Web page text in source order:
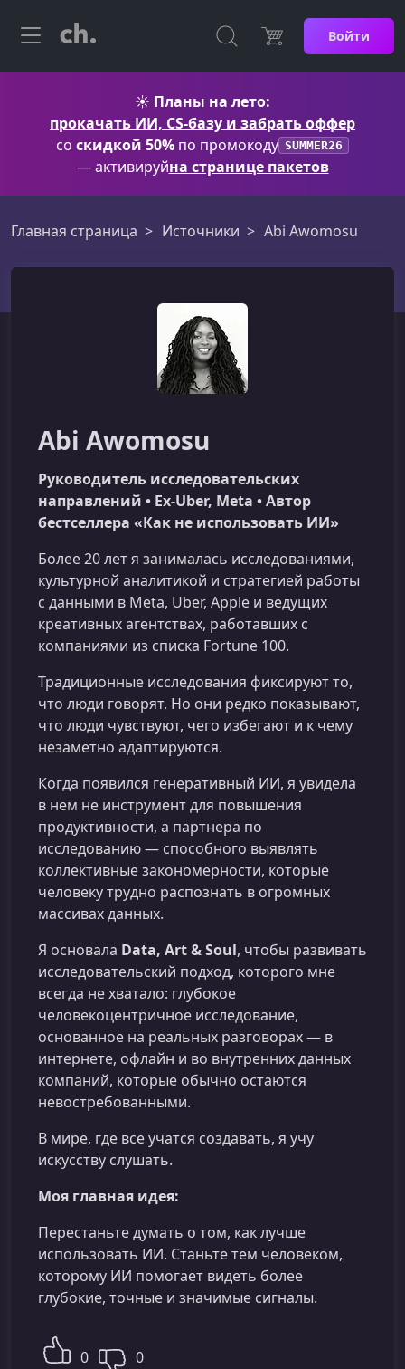
Войти
☀️ Планы на лето:
прокачать ИИ, CS-базу и забрать оффер
со скидкой 50% по промокоду SUMMER26
— активируйна странице пакетов
Главная страница Источники Abi Awomosu
Abi Awomosu
Руководитель исследовательских
направлений • Ex-Uber, Meta • Автор
бестселлера «Как не использовать ИИ»
Более 20 лет я занималась исследованиями,
культурной аналитикой и стратегией работы
с данными в Meta, Uber, Apple и ведущих
креативных агентствах, работавших с
компаниями из списка Fortune 100.
Традиционные исследования фиксируют то,
что люди говорят. Но они редко показывают,
что люди чувствуют, чего избегают и к чему
незаметно адаптируются.
Когда появился генеративный ИИ, я увидела
в нем не инструмент для повышения
продуктивности, а партнера по
исследованию — способного выявлять
коллективные закономерности, которые
человеку трудно распознать в огромных
массивах данных.
Я основала Data, Art & Soul, чтобы развивать
исследовательский подход, которого мне
всегда не хватало: глубокое
человекоцентричное исследование,
основанное на реальных разговорах — в
интернете, офлайн и во внутренних данных
компаний, которые обычно остаются
невостребованными.
В мире, где все учатся создавать, я учу
искусству слушать.
Моя главная идея:
Перестаньте думать о том, как лучше
использовать ИИ. Станьте тем человеком,
которому ИИ помогает видеть более
глубокие, точные и значимые сигналы.
0 0